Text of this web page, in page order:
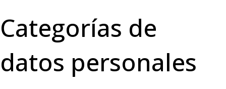
Categorías de
datos personales